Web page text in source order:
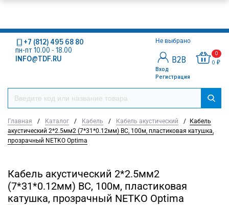
Не выбрано
Вход
Регистрация
0
0 ₽
+7 (812) 495 68 80
пн-пт 10.00 - 18.00
INFO@TDF.RU
Главная / Каталог / Кабель / Кабель акустический /
Кабель
акустический 2*2.5мм2 (7*31*0.12мм) BC, 100м, пластиковая катушка,
прозрачный NETKO Optima
Кабель акустический 2*2.5мм2
(7*31*0.12мм) BC, 100м, пластиковая
катушка, прозрачный NETKO Optima